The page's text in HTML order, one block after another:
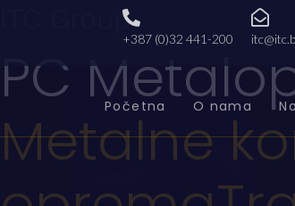
+387 (0)32 441-200
Početna O nama
ITC Group
PC
Metalne